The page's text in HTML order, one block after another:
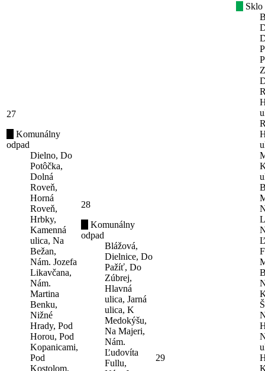
27
Komunálny
odpad
Dielno, Do
Potôčka,
Dolná
Roveň,
Horná
Roveň,
Hrbky,
Kamenná
ulica, Na
Bežan,
Nám. Jozefa
Likavčana,
Nám.
Martina
Benku,
Nižné
Hrady, Pod
Horou, Pod
Kopanicami,
Pod
Kostolom,
28
Komunálny
odpad
Blážová,
Dielnice, Do
Pažíť, Do
Zúbrej,
Hlavná
ulica, Jarná
ulica, K
Medokýšu,
Na Majeri,
Nám.
Ľudovíta
Fullu,
29
Sklo